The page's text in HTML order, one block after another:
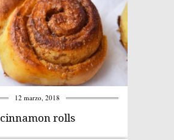
12 marzo, 2018
cinnamon rolls